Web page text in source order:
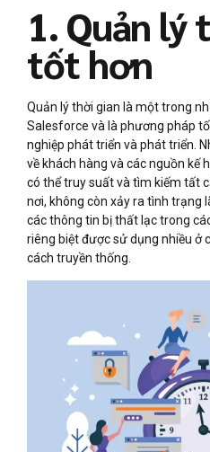
1. Quản lý
tốt hơn
Quản lý thời gian là một trong
Salesforce và là phương pháp
nghiệp phát triển và phát triển.
về khách hàng và các nguồn kế
có thể truy suất và tìm kiếm tất
nơi, không còn xảy ra tình trạng
các thông tin bị thất lạc trong
riêng biệt được sử dụng nhiều ở
cách truyền thống.